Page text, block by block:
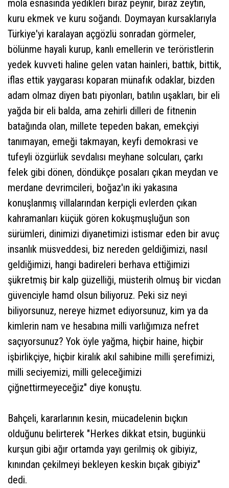
mola esnasında yedikleri biraz peynir, biraz zeytin,
kuru ekmek ve kuru soğandı. Doymayan kursaklarıyla
Türkiye'yi karalayan açgözlü sonradan görmeler,
bölünme hayali kurup, kanlı emellerin ve teröristlerin
yedek kuvveti haline gelen vatan hainleri, battık, bittik,
iflas ettik yaygarası koparan münafık odaklar, bizden
adam olmaz diyen batı piyonları, batılın uşakları, bir eli
yağda bir eli balda, ama zehirli dilleri de fitnenin
batağında olan, millete tepeden bakan, emekçiyi
tanımayan, emeği takmayan, keyfi demokrasi ve
tufeyli özgürlük sevdalısı meyhane solcuları, çarkı
felek gibi dönen, döndükçe posaları çıkan meydan ve
merdane devrimcileri, boğaz'ın iki yakasına
konuşlanmış villalarından kerpiçli evlerden çıkan
kahramanları küçük gören kokuşmuşluğun son
sürümleri, dinimizi diyanetimizi istismar eden bir avuç
insanlık müsveddesi, biz nereden geldiğimizi, nasıl
geldiğimizi, hangi badireleri berhava ettiğimizi
şükretmiş bir kalp güzelliği, müsterih olmuş bir vicdan
güvenciyle hamd olsun biliyoruz. Peki siz neyi
biliyorsunuz, nereye hizmet ediyorsunuz, kim ya da
kimlerin nam ve hesabına milli varlığımıza nefret
saçıyorsunuz? Yok öyle yağma, hiçbir haine, hiçbir
işbirlikçiye, hiçbir kiralık akıl sahibine milli şerefimizi,
milli seciyemizi, milli geleceğimizi
çiğnettirmeyeceğiz" diye konuştu.
Bahçeli, kararlarının kesin, mücadelenin bıçkın
olduğunu belirterek "Herkes dikkat etsin, bugünkü
kurşun gibi ağır ortamda yayı gerilmiş ok gibiyiz,
kınından çekilmeyi bekleyen keskin bıçak gibiyiz"
dedi.